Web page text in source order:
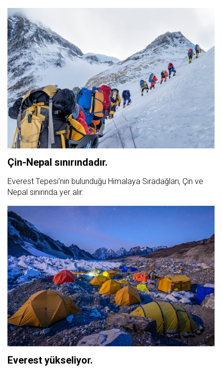
Çin-Nepal sınırındadır.
Everest Tepesi’nin bulunduğu Himalaya Sıradağları, Çin ve
Nepal sınırında yer alır.
Everest yükseliyor.